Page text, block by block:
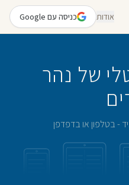
אודות כניסה עם Google
של נהר
- בטלפון או בדפדפן